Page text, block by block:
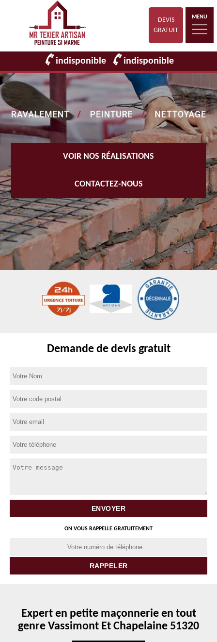
DEVIS
GRATUIT
MENU
indisponible indisponible
VOIR NOS RÉALISATIONS
CONTACTEZ-NOUS
Demande de devis gratuit
ON VOUS RAPPELLE GRATUITEMENT
Expert en petite maçonnerie en tout
genre Vassimont Et Chapelaine 51320